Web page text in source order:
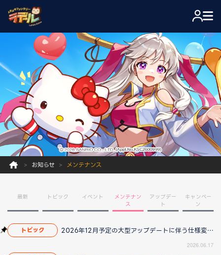
お知らせ メンテナンス
最新 トピック イベント
メンテナン
ス
アップデー
ト
キャンペー
ン
トピック 2026年12月予定の大型アップデートに伴う仕様変更のお知らせ
2026.06.17